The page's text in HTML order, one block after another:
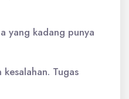
yang kadang punya
Tugas